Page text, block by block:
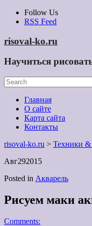
Skip
Follow Us
RSS Feed
risoval-ko.ru
Научиться
Главная
О сайте
Карта сайта
Контакты
risoval-ko.ru > Техники
Авг292015
Posted in Акварель
Рисуем маки
Comments: